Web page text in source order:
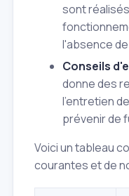
sont
l'absence
Conseils
donne des
l'entretien
prévenir de
Voici un tableau
courantes et de